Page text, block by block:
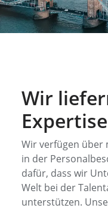
Wir
Expertise
Wir verfügen über
in der
dafür, dass wir
Welt bei der
unterstützen.